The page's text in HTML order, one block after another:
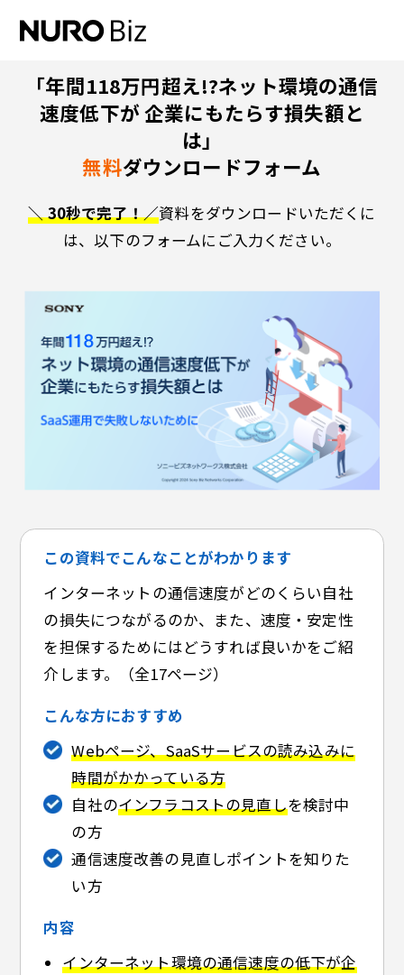
「年間118万円超え!?ネット環境の通信
速度低下が 企業にもたらす損失額と
は」
無料ダウンロードフォーム
＼ 30秒で完了！／資料をダウンロードいただくに
は、以下のフォームにご入力ください。
この資料でこんなことがわかります
インターネットの通信速度がどのくらい自社
の損失につながるのか、また、速度・安定性
を担保するためにはどうすれば良いかをご紹
介します。（全17ページ）
こんな方におすすめ
Webページ、SaaSサービスの読み込みに
時間がかかっている方
自社のインフラコストの見直しを検討中
の方
通信速度改善の見直しポイントを知りた
い方
内容
インターネット環境の通信速度の低下が企